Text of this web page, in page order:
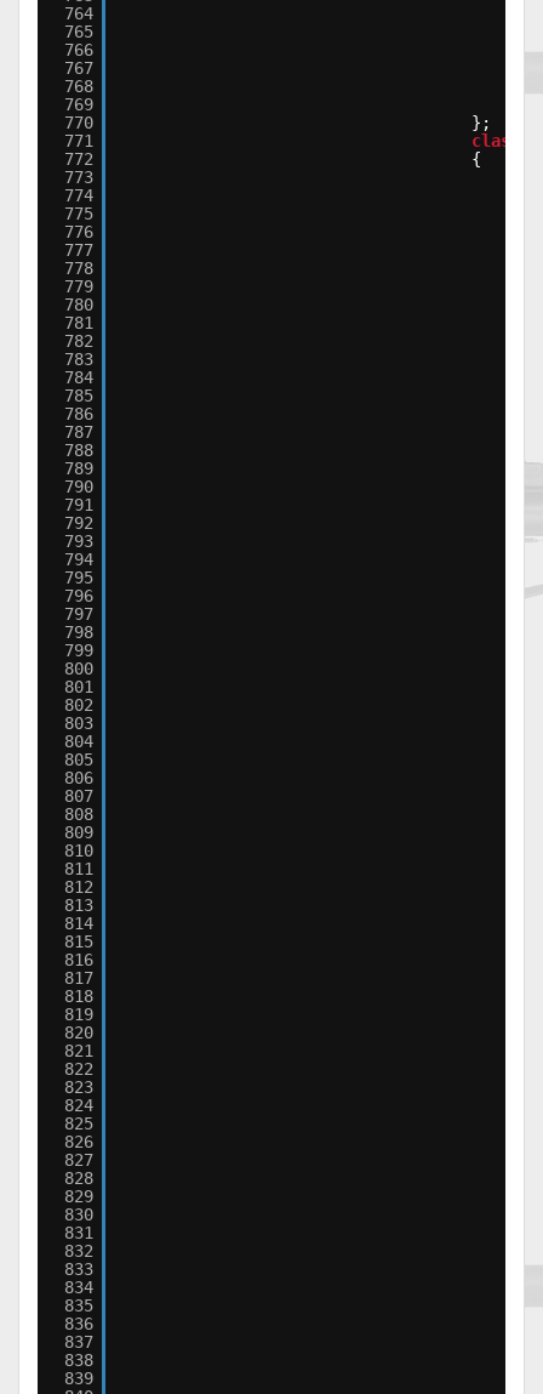
764
765
766
767
768
769
770
771
772
773
774
775
776
777
778
779
780
781
782
783
784
785
786
787
788
789
790
791
792
793
794
795
796
797
798
799
800
801
802
803
804
805
806
807
808
809
810
811
812
813
814
815
816
817
818
819
820
821
822
823
824
825
826
827
828
829
830
831
832
833
834
835
836
837
838
839
};
class
{